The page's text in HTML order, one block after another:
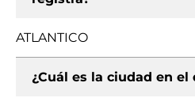
ATLANTICO
¿Cuál es la ciudad en el